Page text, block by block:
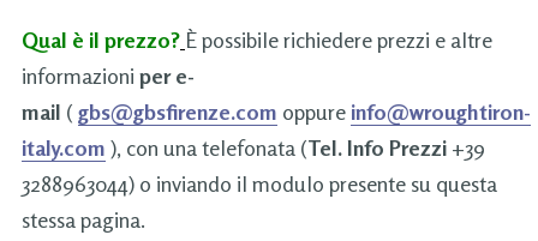
Qual è il prezzo? È possibile richiedere prezzi e altre
informazioni per e-
mail ( gbs@gbsfirenze.com oppure info@wroughtiron-
italy.com ), con una telefonata (Tel. Info Prezzi +39
3288963044) o inviando il modulo presente su questa
stessa pagina.